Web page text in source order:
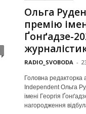
Ольга
премію
Ґонґадзе-
RADIO_SVOBODA -
Головна редакторка
Independent Ольга
імені Георгія
нагородження